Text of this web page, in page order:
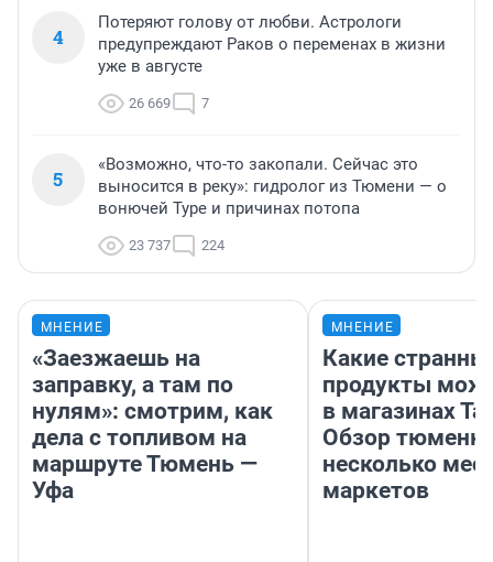
4
Потеряют голову от любви. Астрологи
предупреждают Раков о переменах в жизни
уже в августе
26 669 7
5
«Возможно, что-то закопали. Сейчас это
выносится в реку»: гидролог из Тюмени — о
вонючей Туре и причинах потопа
23 737 224
МНЕНИЕ
«Заезжаешь на
заправку, а там по
нулям»: смотрим, как
дела с топливом на
маршруте Тюмень —
Уфа
МНЕНИЕ
Какие
продукты
в магазинах
Обзор
несколько
маркетов